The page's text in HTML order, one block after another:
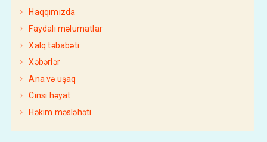
Haqqımızda
Faydalı məlumatlar
Xalq təbabəti
Xəbərlər
Ana və uşaq
Cinsi həyat
Həkim məsləhəti